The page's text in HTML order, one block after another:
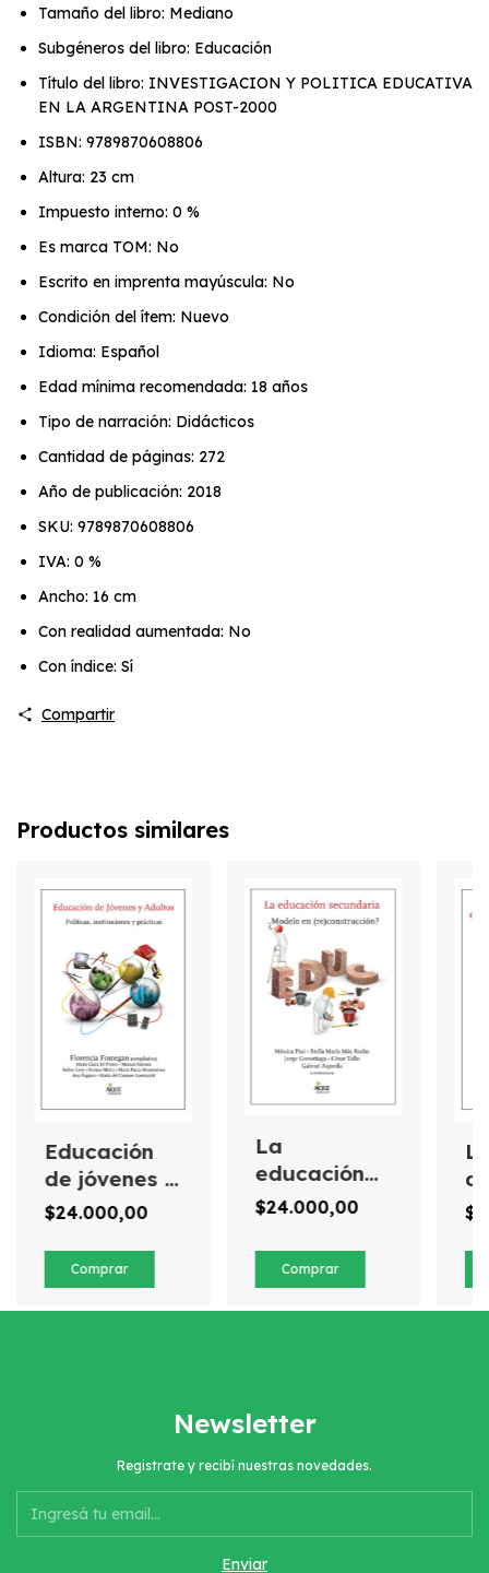
Tamaño del libro: Mediano
Subgéneros del libro: Educación
Título del libro: INVESTIGACION Y POLITICA EDUCATIVA
EN LA ARGENTINA POST-2000
ISBN: 9789870608806
Altura: 23 cm
Impuesto interno: 0 %
Es marca TOM: No
Escrito en imprenta mayúscula: No
Condición del ítem: Nuevo
Idioma: Español
Edad mínima recomendada: 18 años
Tipo de narración: Didácticos
Cantidad de páginas: 272
Año de publicación: 2018
SKU: 9789870608806
IVA: 0 %
Ancho: 16 cm
Con realidad aumentada: No
Con índice: Sí
Compartir
Productos similares
Educación
de jóvenes y
adultos
$24.000,00
La
educación
secundaria
(re)construcción?
$24.000,00
Newsletter
Registrate y recibí nuestras novedades.